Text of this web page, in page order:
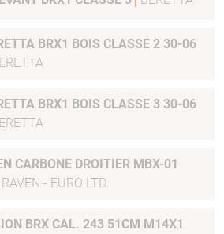
BRX1 BOIS CLASSE 2 30-06
BRX1 BOIS CLASSE 3 30-06
CARBONE DROITIER MBX-01
RAVEN - EURO LTD.
BRX CAL. 243 51CM M14X1